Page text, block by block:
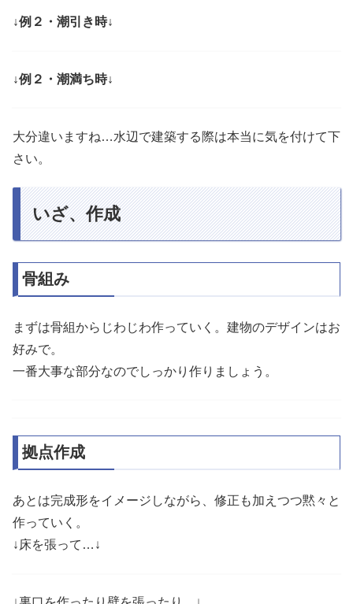
↓例２・潮引き時↓
↓例２・潮満ち時↓
大分違いますね…水辺で建築する際は本当に気を付けて下
さい。
いざ、作成
骨組み
まずは骨組からじわじわ作っていく。建物のデザインはお
好みで。
一番大事な部分なのでしっかり作りましょう。
拠点作成
あとは完成形をイメージしながら、修正も加えつつ黙々と
作っていく。
↓床を張って…↓